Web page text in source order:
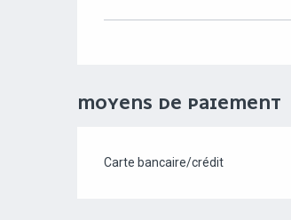
MOYENS DE PAIEMENT
Carte bancaire/crédit